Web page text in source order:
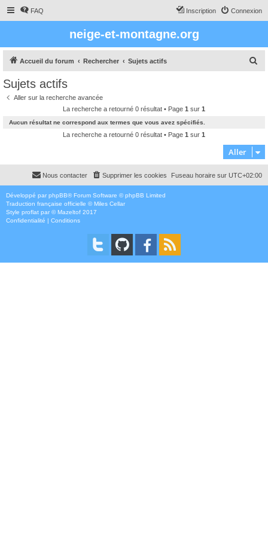
FAQ Connexion
Inscription
neige-et-montagne.org
Accueil du forum Rechercher Sujets actifs
c
h
e
Sujets actifs
Aller sur la recherche avancée
La recherche a retourné 0 résultat • Page 1 sur 1
Aucun résultat ne correspond aux termes que vous avez spécifiés.
La recherche a retourné 0 résultat • Page 1 sur 1
Aller
Fuseau horaire sur UTC+02:00
Supprimer les cookies
Nous contacter
Développé par phpBB® Forum Software © phpBB Limited
Traduction française officielle ©Miles Cellar
Style proflat par ©Mazeltof 2017
Confidentialité | Conditions